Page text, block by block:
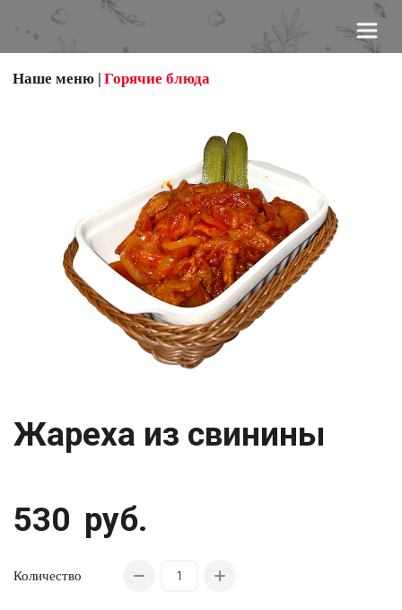
Наше меню | Горячие блюда
Жареха из свинины
530 руб.
Количество